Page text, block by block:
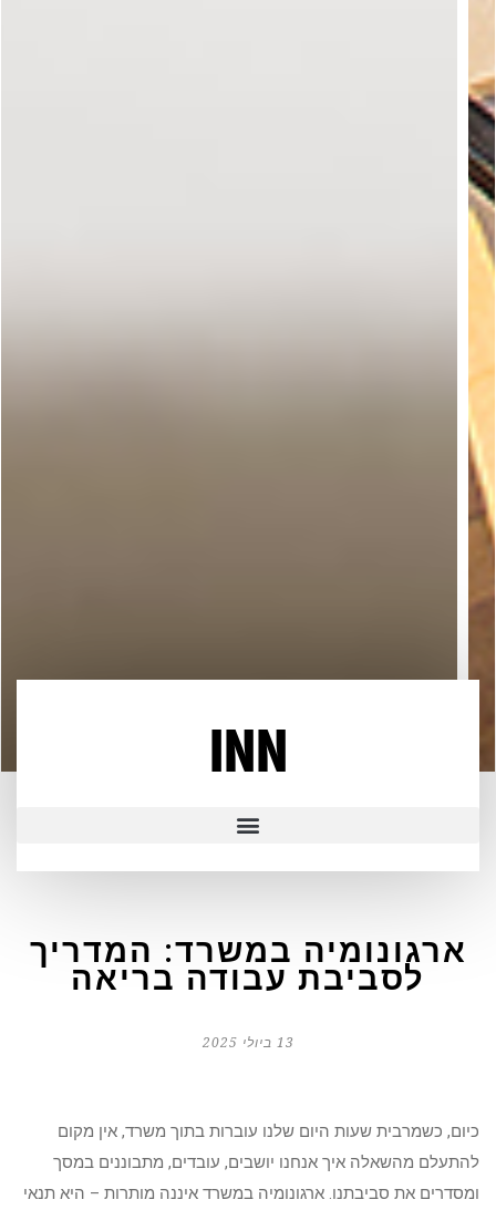
INN
ארגונומיה במשרד: המדריך
לסביבת עבודה בריאה
13 ביולי 2025
כיום, כשמרבית שעות היום שלנו עוברות בתוך משרד, אין מקום
להתעלם מהשאלה איך אנחנו יושבים, עובדים, מתבוננים במסך
ומסדרים את סביבתנו. ארגונומיה במשרד איננה מותרות – היא תנאי